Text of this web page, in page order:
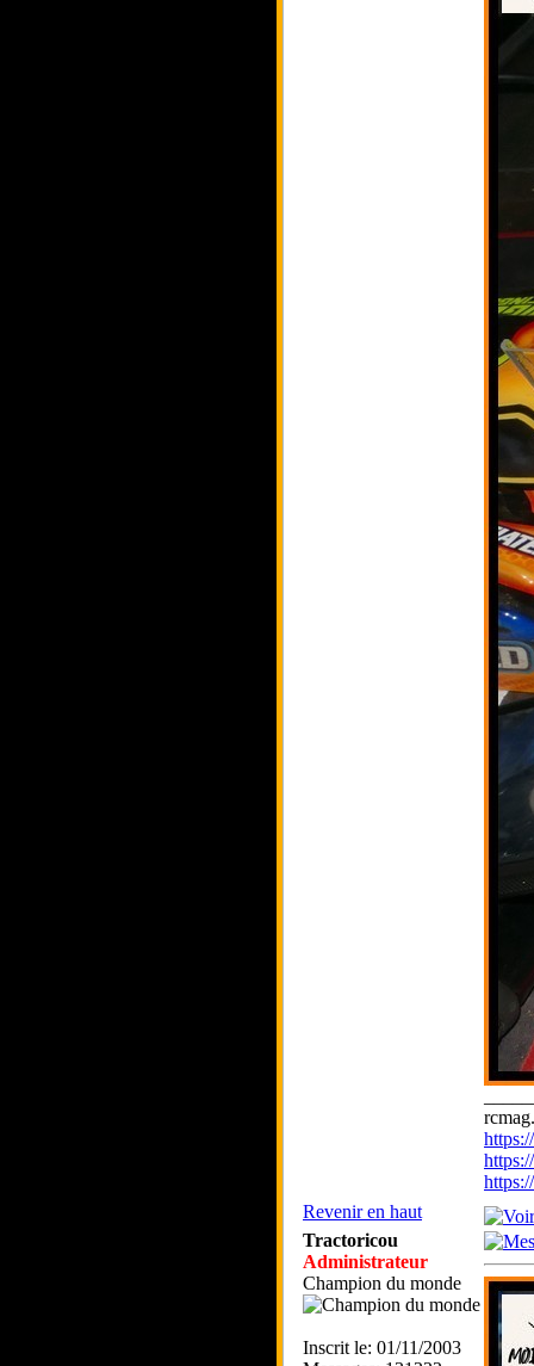
Revenir en haut
Tractoricou
Administrateur
Champion du monde
Inscrit le: 01/11/2003